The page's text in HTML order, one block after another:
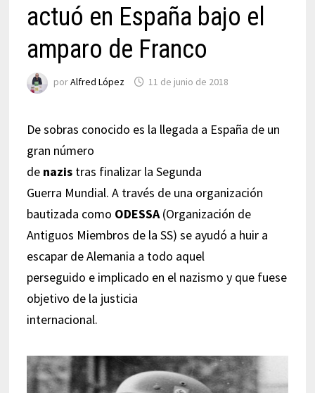
actuó en España bajo el
amparo de Franco
porAlfred López 11 de junio de 2018
De sobras conocido es la llegada a España de un
gran número
de nazistras finalizar la Segunda
Guerra Mundial. A través de una organización
bautizada como ODESSA(Organización de
Antiguos Miembros de la SS) se ayudó a huir a
escapar de Alemania a todo aquel
perseguido e implicado en el nazismo y que fuese
objetivo de la justicia
internacional.